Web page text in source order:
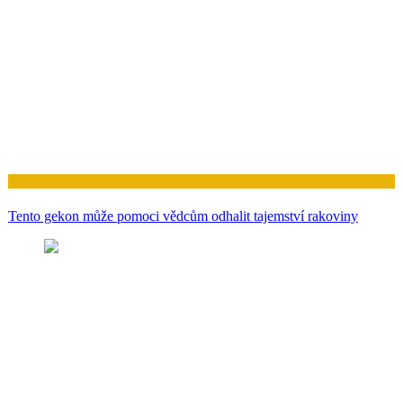
Tento gekon může pomoci vědcům odhalit tajemství rakoviny